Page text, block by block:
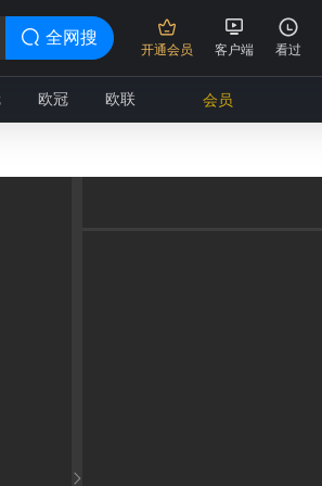
全网搜
开通会员 客户端 看过
欧冠 欧联 会员